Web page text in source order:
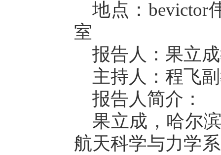
地点：bevictor
室
报告人：果立
主持人：程飞
报告人简介：
果立成，哈尔
航天科学与力学